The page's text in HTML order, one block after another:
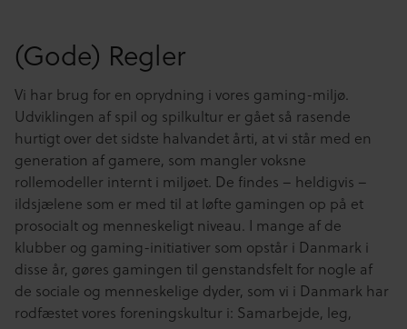
(Gode) Regler
Vi har brug for en oprydning i vores gaming-miljø.
Udviklingen af spil og spilkultur er gået så rasende
hurtigt over det sidste halvandet årti, at vi står med en
generation af gamere, som mangler voksne
rollemodeller internt i miljøet. De findes – heldigvis –
ildsjælene som er med til at løfte gamingen op på et
prosocialt og menneskeligt niveau. I mange af de
klubber og gaming-initiativer som opstår i Danmark i
disse år, gøres gamingen til genstandsfelt for nogle af
de sociale og menneskelige dyder, som vi i Danmark har
rodfæstet vores foreningskultur i: Samarbejde, leg,